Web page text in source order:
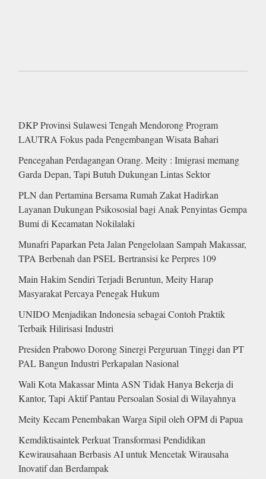
DKP Provinsi Sulawesi Tengah Mendorong Program
LAUTRA Fokus pada Pengembangan Wisata Bahari
Pencegahan Perdagangan Orang. Meity : Imigrasi memang
Garda Depan, Tapi Butuh Dukungan Lintas Sektor
PLN dan Pertamina Bersama Rumah Zakat Hadirkan
Layanan Dukungan Psikososial bagi Anak Penyintas Gempa
Bumi di Kecamatan Nokilalaki
Munafri Paparkan Peta Jalan Pengelolaan Sampah Makassar,
TPA Berbenah dan PSEL Bertransisi ke Perpres 109
Main Hakim Sendiri Terjadi Beruntun, Meity Harap
Masyarakat Percaya Penegak Hukum
UNIDO Menjadikan Indonesia sebagai Contoh Praktik
Terbaik Hilirisasi Industri
Presiden Prabowo Dorong Sinergi Perguruan Tinggi dan PT
PAL Bangun Industri Perkapalan Nasional
Wali Kota Makassar Minta ASN Tidak Hanya Bekerja di
Kantor, Tapi Aktif Pantau Persoalan Sosial di Wilayahnya
Meity Kecam Penembakan Warga Sipil oleh OPM di Papua
Kemdiktisaintek Perkuat Transformasi Pendidikan
Kewirausahaan Berbasis AI untuk Mencetak Wirausaha
Inovatif dan Berdampak